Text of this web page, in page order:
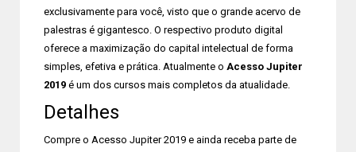
exclusivamente para você, visto que o grande acervo de
palestras é gigantesco. O respectivo produto digital
oferece a maximização do capital intelectual de forma
simples, efetiva e prática. Atualmente o Acesso Jupiter
2019 é um dos cursos mais completos da atualidade.
Detalhes
Compre o Acesso Jupiter 2019 e ainda receba parte de